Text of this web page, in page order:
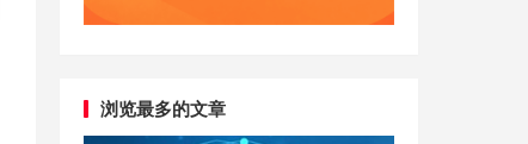
浏览最多的文章